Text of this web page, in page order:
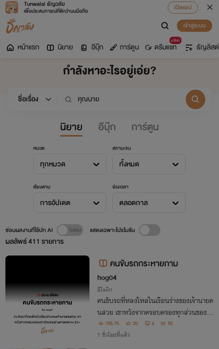
Tunwalai ธัญวลัย
เพื่อประสบการณ์ที่ดีกว่าบนมือถือ
เปิดแอป
เข้าสู่ระบบ
หน้าแรก นิยาย อีบุ๊ก การ์ตูน
มาใหม่
ดรีมแชท ธัญลิสต์
กำลังหาอะไรอยู่เอ่ย?
นิยาย อีบุ๊ก การ์ตูน
หมวด
ทุกหมวด
สถานะจบ
ทั้งหมด
เรียงตาม
การอัปเดต
ช่วงเวลา
ตลอดกาล
ผลลัพธ์411 รายการ
ซ่อนผลงานที่ใช้ปก AI แสดงเฉพาะโปรโมชัน
คนขับรถกระหายกาม
hog04
อีโรติก
คนขับรถที่หลงใหล​ในเรือนร่าง​ของเจ้านายค
นสวย เขาหวังจากครอบครองทุกส่วนของร่า
งกายเธอ nc 25+
155.7K 20 4 55
1 ชั่วโมงที่แล้ว